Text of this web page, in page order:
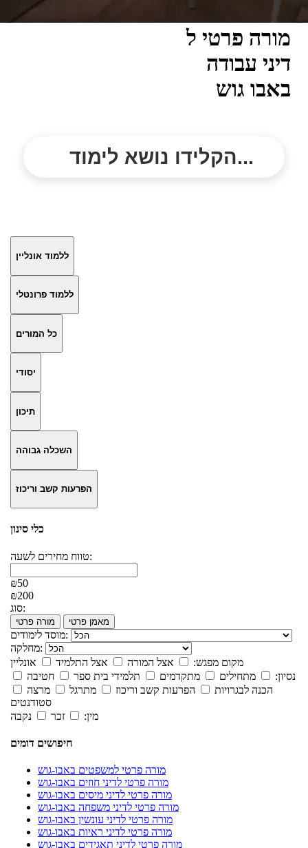
מורה פרטי ל
דיני עבודה
באבו גוש
הקלידו נושא לימוד...
ללמוד אונליין
ללמוד פרונטלי
כל המורים
יסודי
תיכון
השכלה גבוהה
הפרעות קשב וריכוז
כלי סינון
טווח מחירים לשעה:
₪50
₪200
סוג:
מורה פרטי מאמן פרטי
מוסד לימודים:
מחלקה:
מקום מפגש:
אצל המורה אצל התלמיד
אונליין
נסיון:
מתחילים מתקדמים תלמידי בית ספר
חטיבה
הכנה לבגרויות
הפרעות קשב וריכוז מתרגל
מרצה
סטודנטים
מין:
זכר נקבה
חיפושים דומים
מורה פרטי למשפטים באבו-גוש
מורה פרטי לדיני חוזים באבו-גוש
מורה פרטי לדיני מיסים באבו-גוש
מורה פרטי לדיני משפחה באבו-גוש
מורה פרטי לדיני עונשין באבו-גוש
מורה פרטי לדיני ראיות באבו-גוש
מורה פרטי לדיני תאגידים באבו-גוש